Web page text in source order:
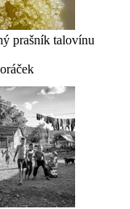
prašník talovínu